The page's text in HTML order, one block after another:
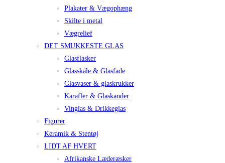
Plakater & Vægophæng
Skilte i metal
Vægrelief
DET SMUKKESTE GLAS
Glasflasker
Glasskåle & Glasfade
Glasvaser & glaskrukker
Karafler & Glaskander
Vinglas & Drikkeglas
Figurer
Keramik & Stentøj
LIDT AF HVERT
Afrikanske Læderæsker